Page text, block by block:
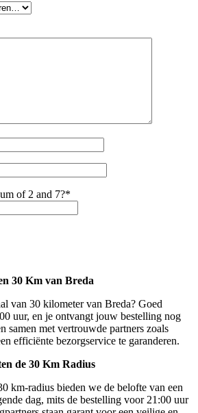
of 2 and 7?*
30 Km van Breda
van 30 kilometer van Breda? Goed
uur, en je ontvangt jouw bestelling nog
samen met vertrouwde partners zoals
efficiënte bezorgservice te garanderen.
de 30 Km Radius
km-radius bieden we de belofte van een
dag, mits de bestelling voor 21:00 uur